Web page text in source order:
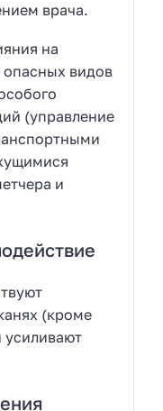
врача.
на
видов
(управление
и
(кроме
усиливают